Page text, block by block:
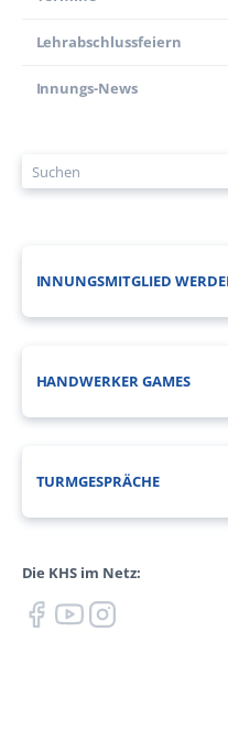
Lehr­abschluss­feiern
Innungs-News
INNUNGSMITGLIED
HANDWERKER GAMES
TURMGESPRÄCHE
Die KHS im Netz: